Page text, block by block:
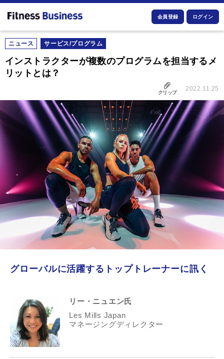
会員登録 ログイン
ニュース サービス/プログラム
インストラクターが複数のプログラムを担当するメ
リットとは？
クリップ
2022.11.25
グローバルに活躍するトップトレーナーに訊く
リー・ニュエン氏
Les Mills Japan
マネージングディレクター